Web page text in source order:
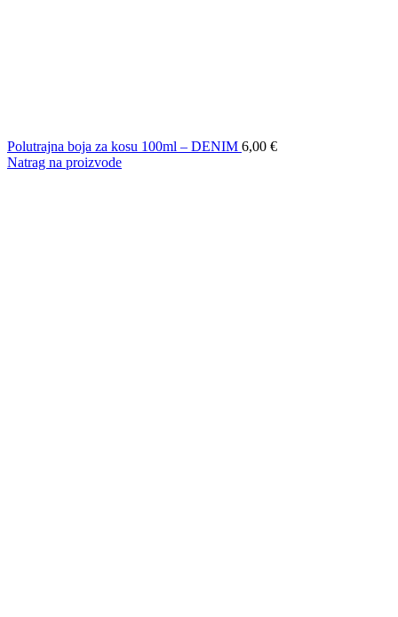
Polutrajna boja za kosu 100ml – DENIM 6,00 €
Natrag na proizvode